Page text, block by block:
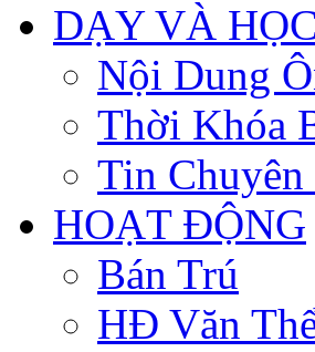
DẠY VÀ HỌC
Nội Dung
Thời Khóa
Tin
HOẠT ĐỘNG
Bán Trú
HĐ Văn